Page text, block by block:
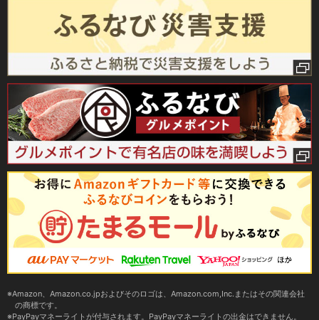
Amazon、Amazon.co.jpおよびそのロゴは、Amazon.com,Inc.またはその関連会社
の商標です。
PayPayマネーライトが付与されます。PayPayマネーライトの出金はできません。